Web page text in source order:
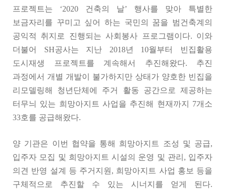
프로젝트는 ‘2020 건축의 날’ 행사를 맞아 특별한
보금자리를 꾸미고 싶어 하는 국민의 꿈을 범건축계의
공익적 취지로 진행되는 사회봉사 프로그램이다. 이와
더불어 SH공사는 지난 2018년 10월부터 빈집활용
도시재생 프로젝트를 계속해서 추진해왔다. 추진
과정에서 개별 개발이 불가하지만 상태가 양호한 빈집을
리모델링해 청년단체에 주거 활동 공간으로 제공하는
터무늬 있는 희망아지트 사업을 추진해 현재까지 7개소
33호를 공급해왔다.
양 기관은 이번 협약을 통해 희망아지트 조성 및 공급,
입주자 모집 및 희망아지트 시설의 운영 및 관리, 입주자
의견 반영 설계 등 주거지원, 희망아지트 사업 홍보 등을
구체적으로 추진할 수 있는 시너지를 얻게 된다.